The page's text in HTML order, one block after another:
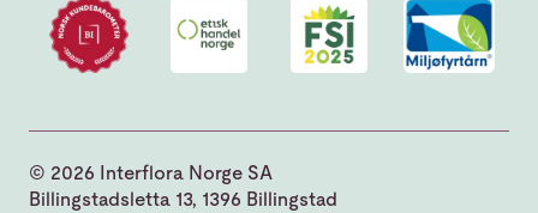
© 2026 Interflora Norge SA
Billingstadsletta 13, 1396 Billingstad